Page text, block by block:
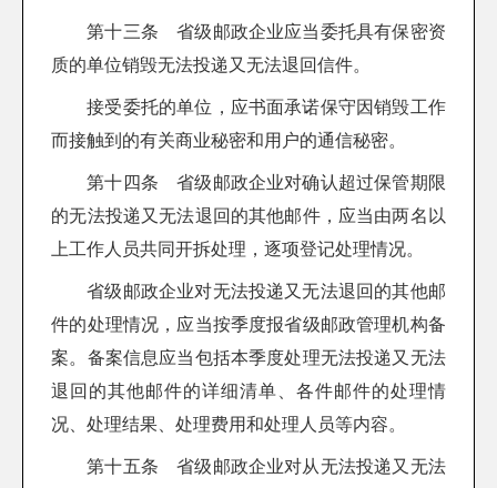
第十三条 省级邮政企业应当委托具有保密资
质的单位销毁无法投递又无法退回信件。
接受委托的单位，应书面承诺保守因销毁工作
而接触到的有关商业秘密和用户的通信秘密。
第十四条 省级邮政企业对确认超过保管期限
的无法投递又无法退回的其他邮件，应当由两名以
上工作人员共同开拆处理，逐项登记处理情况。
省级邮政企业对无法投递又无法退回的其他邮
件的处理情况，应当按季度报省级邮政管理机构备
案。备案信息应当包括本季度处理无法投递又无法
退回的其他邮件的详细清单、各件邮件的处理情
况、处理结果、处理费用和处理人员等内容。
第十五条 省级邮政企业对从无法投递又无法